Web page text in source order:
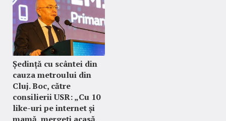
Ședință cu scântei din
cauza metroului din
Cluj. Boc, către
consilierii USR: „Cu 10
like-uri pe internet și